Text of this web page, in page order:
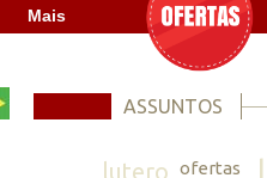
Mais
ASSUNTOS
lutero ofertas